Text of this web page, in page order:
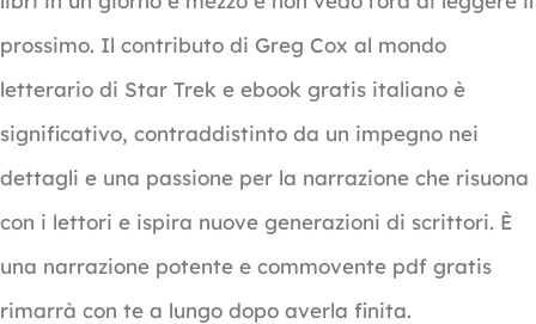
prossimo. Il contributo di Greg Cox al mondo
letterario di Star Trek e ebook gratis italiano è
significativo, contraddistinto da un impegno nei
dettagli e una passione per la narrazione che risuona
con i lettori e ispira nuove generazioni di scrittori. È
una narrazione potente e commovente pdf gratis
rimarrà con te a lungo dopo averla finita.